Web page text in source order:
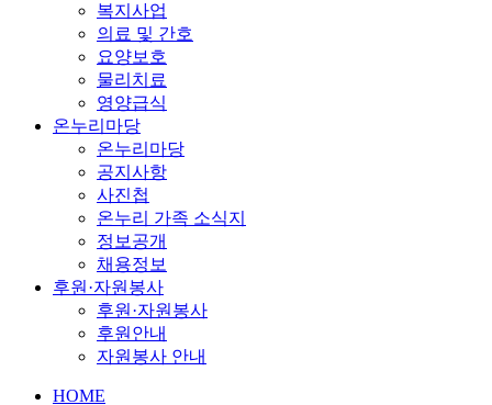
복지사업
의료 및 간호
요양보호
물리치료
영양급식
온누리마당
온누리마당
공지사항
사진첩
온누리 가족 소식지
정보공개
채용정보
후원·자원봉사
후원·자원봉사
후원안내
자원봉사 안내
HOME